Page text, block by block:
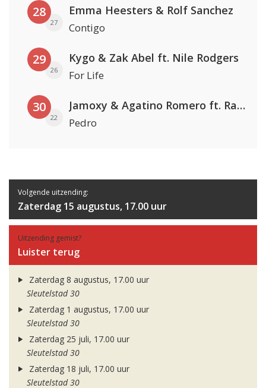
28
27
Emma Heesters & Rolf Sanchez
Contigo
29
26
Kygo & Zak Abel ft. Nile Rodgers
For Life
30
22
Jamoxy & Agatino Romero ft. Raffaella Carrà
Pedro
Volgende uitzending:
Zaterdag 15 augustus, 17.00 uur
Uitzending gemist?
Luister terug
Zaterdag 8 augustus, 17.00 uur
Sleutelstad 30
Zaterdag 1 augustus, 17.00 uur
Sleutelstad 30
Zaterdag 25 juli, 17.00 uur
Sleutelstad 30
Zaterdag 18 juli, 17.00 uur
Sleutelstad 30